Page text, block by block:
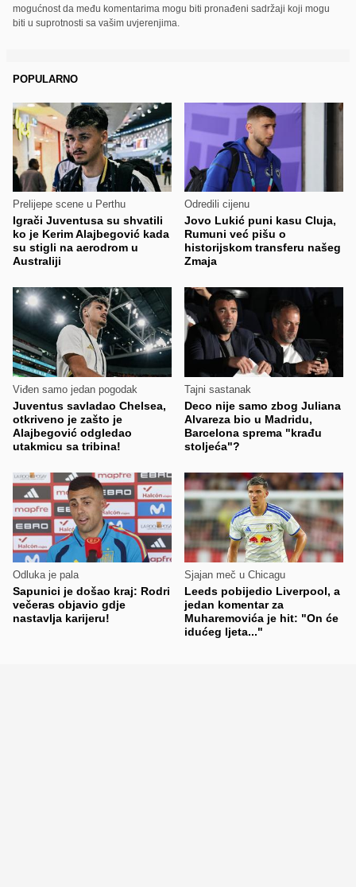
mogućnost da među komentarima mogu biti pronađeni sadržaji koji mogu
biti u suprotnosti sa vašim uvjerenjima.
POPULARNO
Prelijepe scene u Perthu
Igrači Juventusa su shvatili
ko je Kerim Alajbegović kada
su stigli na aerodrom u
Australiji
Odredili cijenu
Jovo Lukić puni kasu Cluja,
Rumuni već pišu o
historijskom transferu našeg
Zmaja
Viđen samo jedan pogodak
Juventus savladao Chelsea,
otkriveno je zašto je
Alajbegović odgledao
utakmicu sa tribina!
Tajni sastanak
Deco nije samo zbog Juliana
Alvareza bio u Madridu,
Barcelona sprema "krađu
stoljeća"?
Odluka je pala
Sapunici je došao kraj: Rodri
večeras objavio gdje
nastavlja karijeru!
Sjajan meč u Chicagu
Leeds pobijedio Liverpool, a
jedan komentar za
Muharemovića je hit: "On će
idućeg ljeta..."